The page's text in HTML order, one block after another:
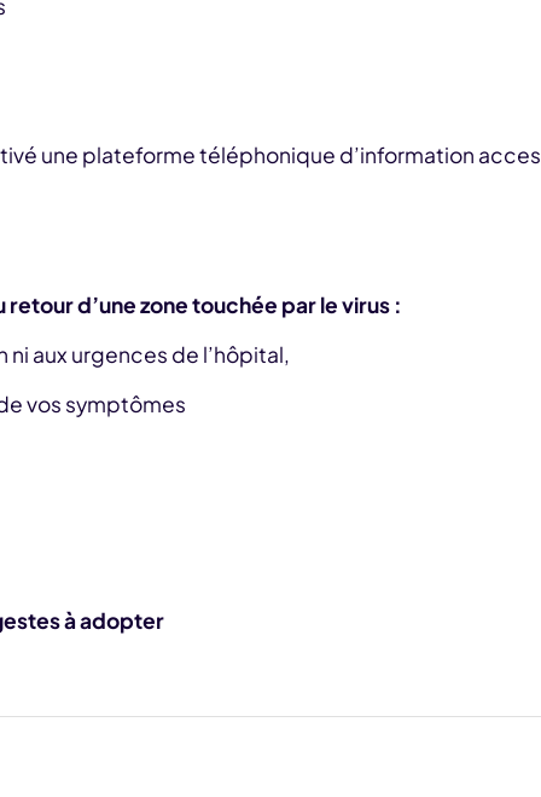
une plateforme téléphonique d’information
d’une zone touchée par le virus :
aux urgences de l’hôpital,
vos symptômes
à adopter